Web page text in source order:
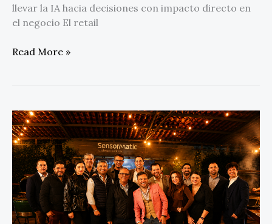
llevar la IA hacia decisiones con impacto directo en
el negocio El retail
Read More »
Sensormatic
Solutions
y
Onebeat
impulsan
soluciones
360
para